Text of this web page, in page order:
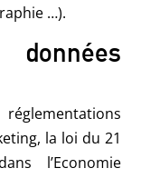
…).
la loi du 21
l’Economie